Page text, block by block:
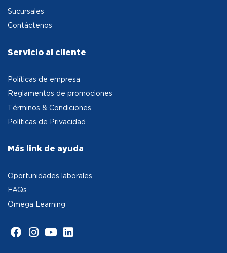
Sucursales
Contáctenos
Servicio al cliente
Políticas de empresa
Reglamentos de promociones
Términos & Condiciones
Políticas de Privacidad
Más link de ayuda
Oportunidades laborales
FAQs
Omega Learning